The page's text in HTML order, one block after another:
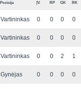
Pozicija ĮV. RP GK RK
Vartininkas 0 0 0 0
Vartininkas 0 0 0 0
Vartininkas 0 0 2 1
Gynėjas 0 0 0 0